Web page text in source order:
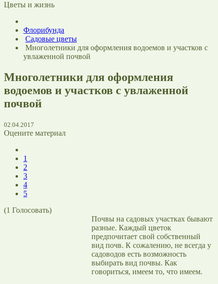
Цветы и жизнь
Флорибунда
Садовые цветы
Многолетники для оформления водоемов и участков с
увлаженной почвой
Многолетники для оформления
водоемов и участков с увлаженной
почвой
02.04.2017
Оцените материал
1
2
3
4
5
(1 Голосовать)
Почвы на садовых участках бывают
разные. Каждый цветок
предпочитает свой собственный
вид почв. К сожалению, не всегда у
садоводов есть возможность
выбирать вид почвы. Как
говориться, имеем то, что имеем.